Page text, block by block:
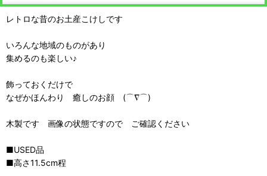
レトロな昔のお土産こけしです
いろんな地域のものがあり
集めるのも楽しい♪
飾っておくだけで
なぜかほんわり 癒しのお顔 (⌒∇⌒)
木製です 画像の状態ですので ご確認ください
■USED品
■高さ11.5cm程